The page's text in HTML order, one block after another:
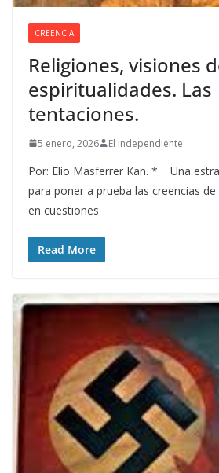
CREENCIA
Religiones, visiones
espiritualidades. Las
tentaciones.
5 enero, 2026 El Independiente
Por: Elio Masferrer Kan. * Una
para poner a prueba las creencias
en cuestiones
Read More